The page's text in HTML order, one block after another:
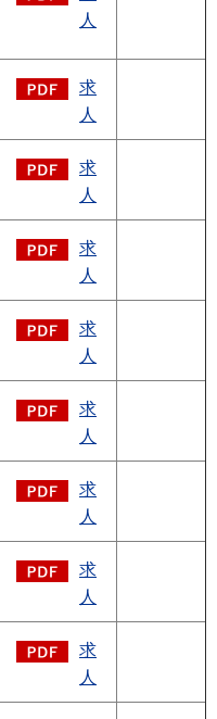
人
求
人
求
人
求
人
求
人
求
人
求
人
求
人
求
人